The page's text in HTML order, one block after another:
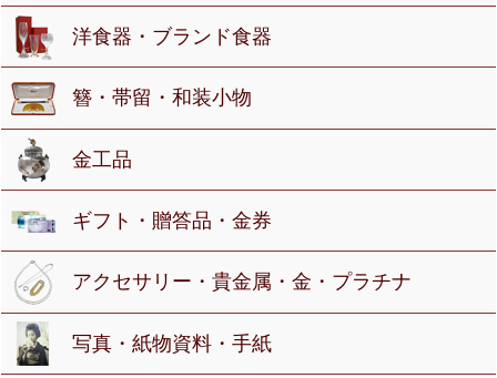
洋食器・ブランド食器
簪・帯留・和装小物
金工品
ギフト・贈答品・金券
アクセサリー・貴金属・金・プラチナ
写真・紙物資料・手紙